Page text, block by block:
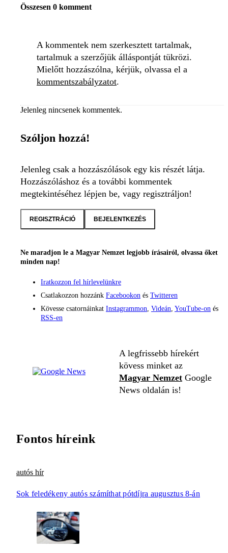
Összesen 0 komment
A kommentek nem szerkesztett tartalmak,
tartalmuk a szerzőjük álláspontját tükrözi.
Mielőtt hozzászólna, kérjük, olvassa el a
kommentszabályzatot.
Jelenleg nincsenek kommentek.
Szóljon hozzá!
Jelenleg csak a hozzászólások egy kis részét látja.
Hozzászóláshoz és a további kommentek
megtekintéséhez lépjen be, vagy regisztráljon!
REGISZTRÁCIÓ BEJELENTKEZÉS
Ne maradjon le a Magyar Nemzet legjobb írásairól, olvassa őket
minden nap!
Iratkozzon fel hírlevelünkre
Csatlakozzon hozzánk Facebookon és Twitteren
Kövesse csatornáinkat Instagrammon, Videán, YouTube-on és
RSS-en
A legfrissebb hírekért
kövess minket az
Magyar Nemzet Google
News oldalán is!
Fontos híreink
autós hír
Sok feledékeny autós számíthat pótdíjra augusztus 8-án